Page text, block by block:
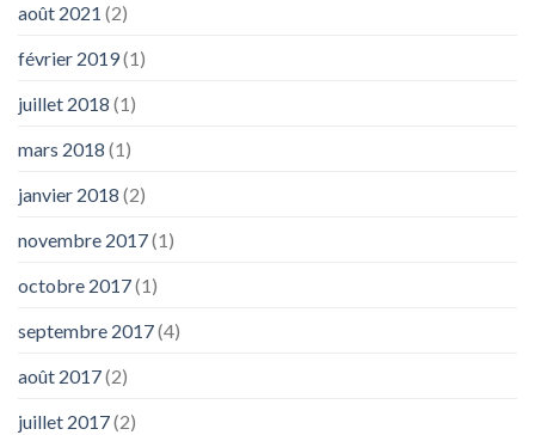
août 2021 (2)
février 2019(1)
juillet 2018 (1)
mars 2018 (1)
janvier 2018 (2)
novembre 2017(1)
octobre 2017(1)
septembre 2017(4)
août 2017(2)
juillet 2017(2)